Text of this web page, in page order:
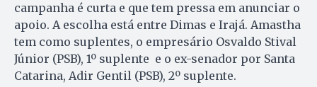
campanha é curta e que tem pressa em anunciar o
apoio. A escolha está entre Dimas e Irajá. Amastha
tem como suplentes, o empresário Osvaldo Stival
Júnior (PSB), 1º suplente e o ex-senador por Santa
Catarina, Adir Gentil (PSB), 2º suplente.